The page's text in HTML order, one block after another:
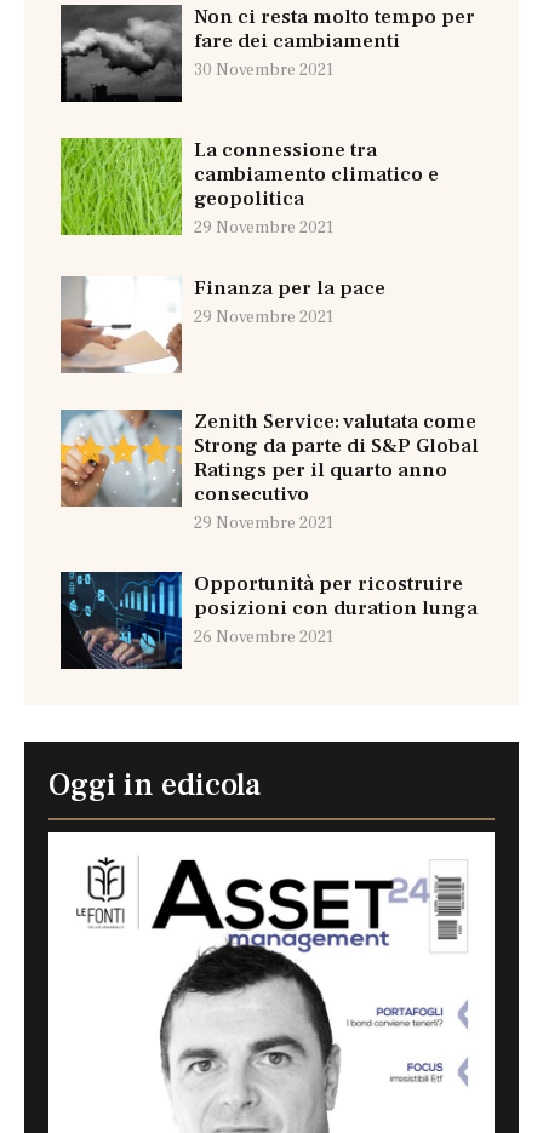
Non ci resta molto tempo per
fare dei cambiamenti
30 Novembre 2021
La connessione tra
cambiamento climatico e
geopolitica
29 Novembre 2021
Finanza per la pace
29 Novembre 2021
Zenith Service: valutata come
Strong da parte di S&P Global
Ratings per il quarto anno
consecutivo
29 Novembre 2021
Opportunità per ricostruire
posizioni con duration lunga
26 Novembre 2021
Oggi in edicola